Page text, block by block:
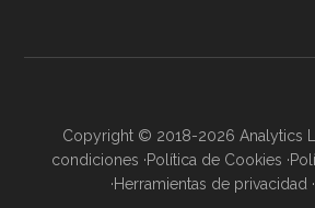
Copyright © 2018-2026 Analytics
condiciones ·Política de Cookies ·
·Herramientas de privacidad ·